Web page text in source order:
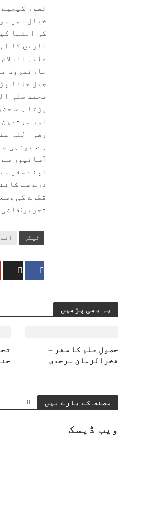
تصور
خیال بھی
کی انتہا
تاریخ کا
علیہ
نارنمرود
جیل جانا
محمد صلی
پڑتا ہے.
اور
رضی اللہ
ہے. یونہی
آسانیوں
اپنے سفر
ذرے سے
قطرے کی
ٹیگز
یہ بھی پڑھیں
حصولِ علم کا سفر –
فخرالزمان سرحدی
مصنف کے بارے میں
ویب ڈیسک